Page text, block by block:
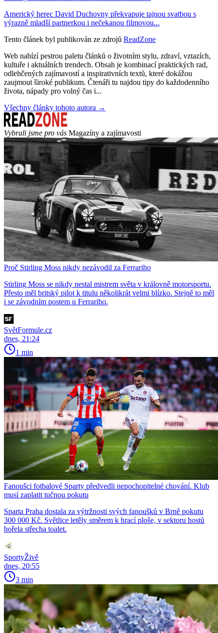
Americký herec David Duchovny překvapuje tajnou svatbou s
výrazně mladší partnerkou i nečekanou filmovou...
Tento článek byl publikován ze zdrojů ReadZone
Web nabízí pestrou paletu článků o životním stylu, zdraví, vztazích,
kultuře i aktuálních trendech. Obsah je kombinací praktických rad,
odlehčených zajímavostí a inspirativních textů, které dokážou
zaujmout široké publikum. Čtenáři tu najdou tipy do každodenního
života, nápady pro volný čas i...
Všechny články tohoto autora →
Vybrali jsme pro vás Magazíny a zajímavosti
Proč Stirling Moss nikdy nezávodil za Ferrariho
Stirling Moss se nikdy nestal mistrem světa v královně motorsportu.
Přesto měl britský pilot k titulu několikrát velmi blízko. Stejně to měl
i se závodním postem u Ferrariho.
SvětFormule.cz
dnes, 21:24
1 min
Fanoušci fotbalové Sparty předvedli nepochopitelné chování. Klub
musí zaplatit tučnou pokutu
Sparta Praha dostala za výtržnosti svých fanoušků v Brně pokutu
300 000 Kč. Světlice letěly směrem k hrací ploše, v sektoru hostů
hořela střecha toalet.
SportyŽivě
dnes, 20:55
3 min